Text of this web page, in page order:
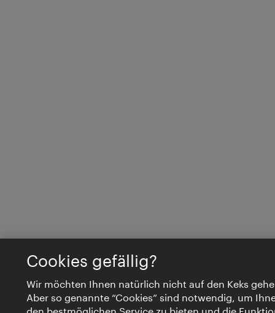
Cookies gefällig?
Wir möchten Ihnen natürlich nicht auf den Keks
Aber so genannte “Cookies” sind notwendig, um